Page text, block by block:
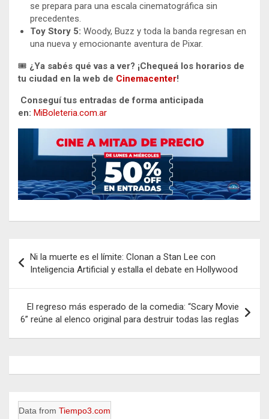
se prepara para una escala cinematográfica sin
precedentes.
Toy Story 5: Woody, Buzz y toda la banda regresan en
una nueva y emocionante aventura de Pixar.
🎟️ ¿Ya sabés qué vas a ver? ¡Chequeá los horarios de
tu ciudad en la web de Cinemacenter!
Conseguí tus entradas de forma anticipada
en: MiBoleteria.com.ar
de
entradas
Ni la muerte es el límite: Clonan a Stan Lee con
Inteligencia Artificial y estalla el debate en Hollywood
El regreso más esperado de la comedia: “Scary Movie
6” reúne al elenco original para destruir todas las reglas
Data from Tiempo3.com